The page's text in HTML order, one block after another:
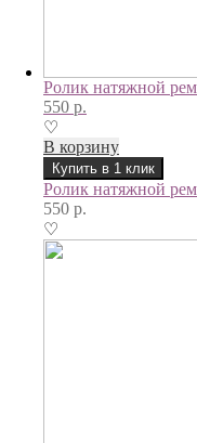
Ролик натяжной
550 р.
♡
В корзину
Купить в 1 клик
Ролик натяжной
550 р.
♡